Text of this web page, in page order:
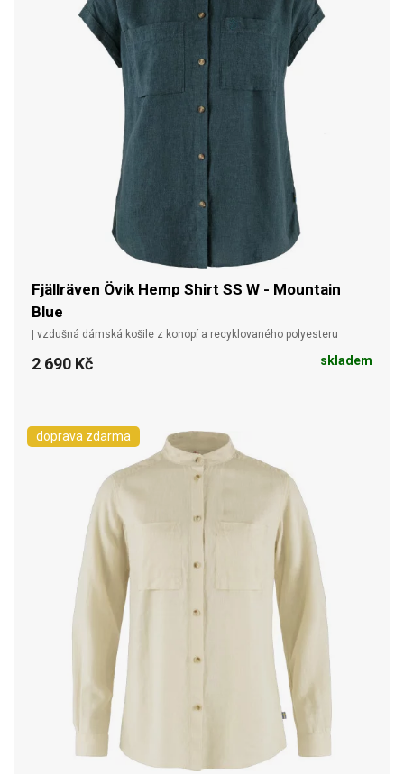
Fjällräven Övik Hemp Shirt SS W - Mountain
Blue
| vzdušná dámská košile z konopí a recyklovaného polyesteru
2 690 Kč skladem
doprava zdarma